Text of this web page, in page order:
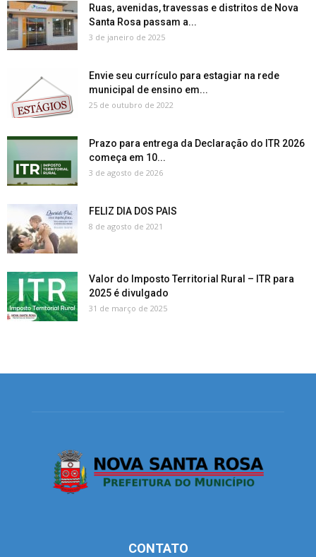
Ruas, avenidas, travessas e distritos de Nova
Santa Rosa passam a...
3 de janeiro de 2025
Envie seu currículo para estagiar na rede
municipal de ensino em...
25 de outubro de 2022
Prazo para entrega da Declaração do ITR 2026
começa em 10...
3 de agosto de 2026
FELIZ DIA DOS PAIS
8 de agosto de 2021
Valor do Imposto Territorial Rural – ITR para
2025 é divulgado
31 de março de 2025
CONTATO